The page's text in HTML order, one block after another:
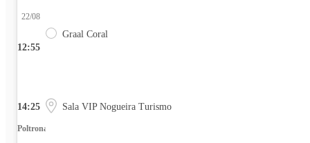
12:55
22/08
Graal Coral
14:25 Sala VIP Nogueira Turismo
Poltrona